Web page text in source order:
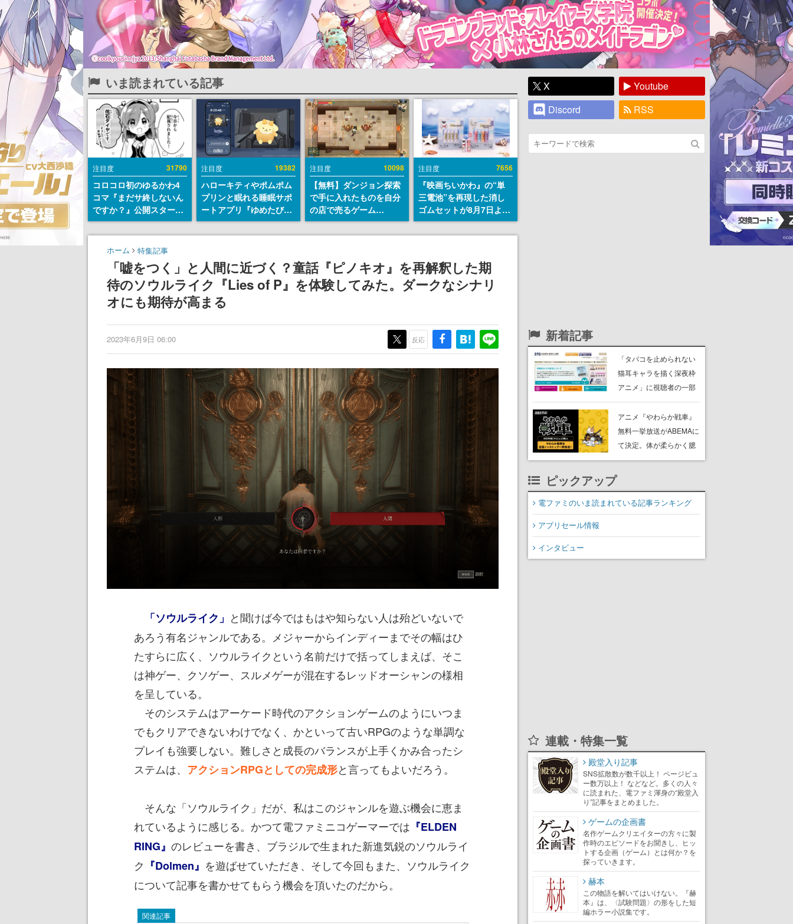
いま読まれている記事
注目度 31790
コロコロ初のゆるかわ4
コマ『まだサ終しないん
ですか？』公開スター
ト。主人公は新入社員の
侘石ダイヤ、ゲーム会社
を舞台にトラブルへ対応
する社員たちを描く
注目度 19382
ハローキティやポムポム
プリンと眠れる睡眠サポ
ートアプリ『ゆめたび』
が配信中。キャラごとの
ASMRや目覚ましアラー
注目度 10098
【無料】ダンジョン探索
で手に入れたものを自分
の店で売るゲーム
『Moonlighter』が
Steamにて無料配布中！
の9月2日正式リリースを
記念したキャンペーン
注目度 7656
『映画ちいかわ』の“単
三電池”を再現した消し
ゴムセットが8月7日より
発売決定。公式は「在っ
たものを 消しながら い
ち」と紹介
ホーム 特集記事
「嘘をつく」と人間に近づく？童話『ピノキオ』を再解釈した期
待のソウルライク『Lies of P』を体験してみた。ダークなシナリ
オにも期待が高まる
2023年6月9日 06:00 反応
「ソウルライク」 と聞けば今ではもはや知らない人は殆どいないで
あろう有名ジャンルである。メジャーからインディーまでその幅はひ
たすらに広く、ソウルライクという名前だけで括ってしまえば、そこ
は神ゲー、クソゲー、スルメゲーが混在するレッドオーシャンの様相
を呈している。
そのシステムはアーケード時代のアクションゲームのようにいつま
でもクリアできないわけでなく、かといって古いRPGのような単調な
プレイも強要しない。難しさと成長のバランスが上手くかみ合ったシ
ステムは、 アクションRPGとしての完成形と言ってもよいだろう。
そんな「ソウルライク」だが、私はこのジャンルを遊ぶ機会に恵ま
れているように感じる。かつて電ファミニコゲーマーでは 『ELDEN
RING』 のレビューを書き、ブラジルで生まれた新進気鋭のソウルライ
ク 『Dolmen』 を遊ばせていただき、そして今回もまた、ソウルライク
について記事を書かせてもらう機会を頂いたのだから。
関連記事
X
Youtube
Discord
RSS
新着記事
「タバコを止められない
猫耳キャラを描く深夜枠
アニメ」に視聴者の一部
から批判意見。違法薬物
の使用と思わしき描写も
含めて、BPOが議論を交
わす
アニメ『やわらか戦車』
無料一挙放送がABEMAに
て決定。体が柔らかく臆
病な謎の兵器「やわらか
力系コメディ
ピックアップ
電ファミのいま読まれている記事ランキング
アプリセール情報
インタビュー
連載・特集一覧
殿堂入り記事
SNS拡散数が数千以上！ ページビュ
ー数万以上！ などなど。多くの人々
に読まれた、電ファミ渾身の“殿堂入
り”記事をまとめました。
ゲームの企画書
名作ゲームクリエイターの方々に製
作時のエピソードをお聞きし、ヒッ
トする企画（ゲーム）とは何か？を
探っていきます。
赫本
この物語を解いてはいけない。『赫
本』は、〈試験問題〉の形をした短
編ホラー小説集です。